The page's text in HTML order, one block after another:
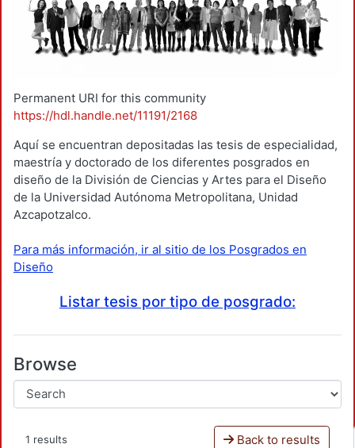
Permanent URI for this community
https://hdl.handle.net/11191/2168
Aquí se encuentran depositadas las tesis de especialidad,
maestría y doctorado de los diferentes posgrados en
diseño de la División de Ciencias y Artes para el Diseño
de la Universidad Autónoma Metropolitana, Unidad
Azcapotzalco.
Para más información, ir al sitio de los Posgrados en
Diseño
Listar tesis por tipo de posgrado:
Browse
1 results Back to results